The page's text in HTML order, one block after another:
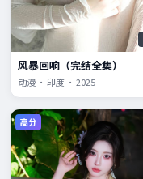
风暴回响（完结全集）
动漫 · 印度 · 2025
高分